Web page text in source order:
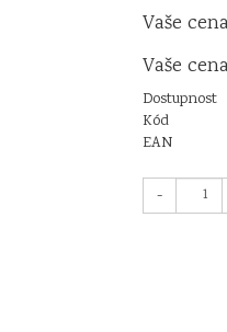
Vaše
Vaše
Dostupnost
Kód
EAN
-